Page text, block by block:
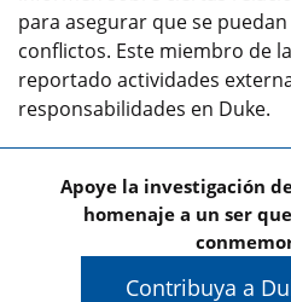
para asegurar que se
conflictos. Este miembro de
reportado actividades
responsabilidades en Duke.
Apoye la investigación
homenaje a un ser
Contribuya a